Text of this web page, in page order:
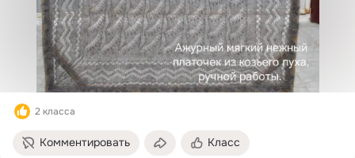
2 класса
Комментировать Класс